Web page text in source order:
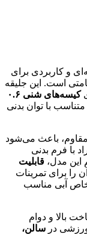
و کاربردی برای
است. این جلیقه
کیسه‌های شنی ۰.۶
با توان بدنی
مقاوم، باعث می‌شود
با فرم بدنی
این مدل، قابلیت
را برای تمرینات
خاص آبی مناسب
بالا و دوام
ورزشی در سالن،